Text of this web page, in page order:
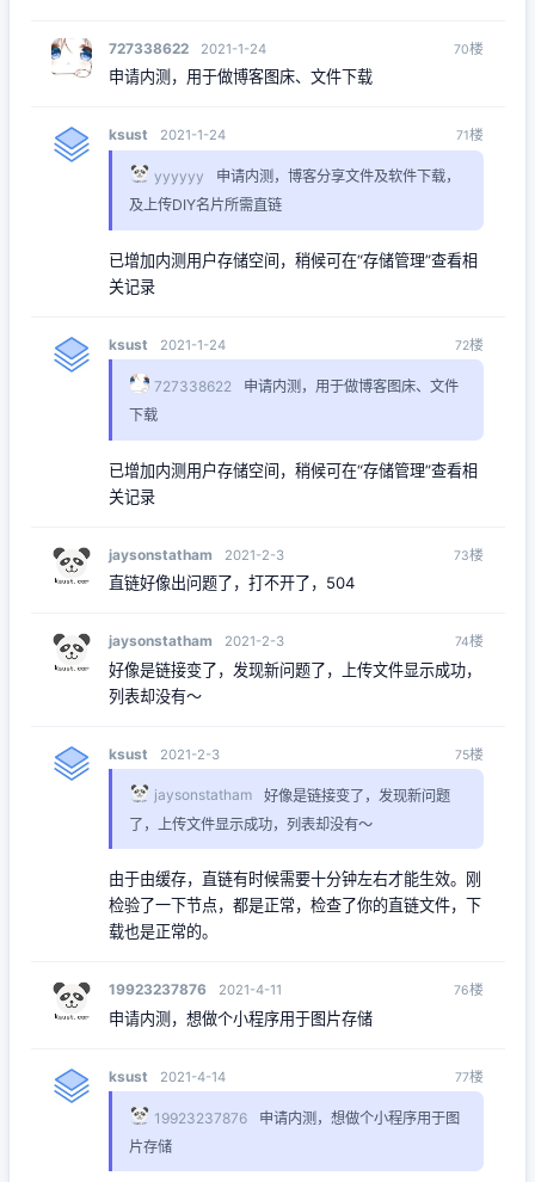
727338622 2021-1-24 70楼
申请内测，用于做博客图床、文件下载
ksust 2021-1-24 71楼
yyyyyy
申请内测，博客分享文件及软件下载，
及上传DIY名片所需直链
已增加内测用户存储空间，稍候可在“存储管理”查看相
关记录
ksust 2021-1-24 72楼
727338622
申请内测，用于做博客图床、文件
下载
已增加内测用户存储空间，稍候可在“存储管理”查看相
关记录
jaysonstatham 2021-2-3 73楼
直链好像出问题了，打不开了，504
jaysonstatham 2021-2-3 74楼
好像是链接变了，发现新问题了，上传文件显示成功，
列表却没有～
ksust 2021-2-3 75楼
jaysonstatham
好像是链接变了，发现新问题
了，上传文件显示成功，列表却没有～
由于由缓存，直链有时候需要十分钟左右才能生效。刚
检验了一下节点，都是正常，检查了你的直链文件，下
载也是正常的。
19923237876 2021-4-11 76楼
申请内测，想做个小程序用于图片存储
ksust 2021-4-14 77楼
19923237876
申请内测，想做个小程序用于图
片存储